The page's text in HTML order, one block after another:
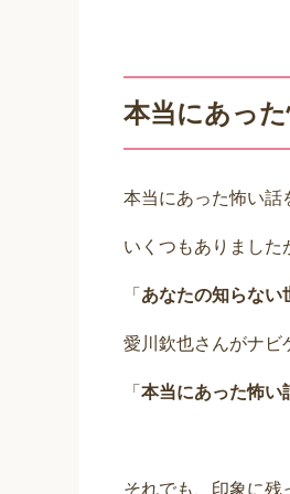
本当にあっ
本当にあった怖い話
いくつもありました
「 あなたの知らない
愛川欽也さんがナビ
「 本当にあった怖い
それでも、印象に残